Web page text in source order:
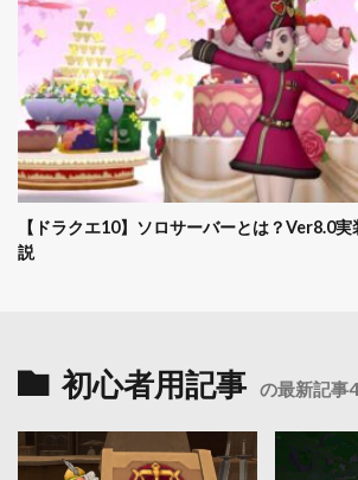
【ドラクエ10】ソロサーバーとは？Ver8.0
説
初心者用記事 の最新記事